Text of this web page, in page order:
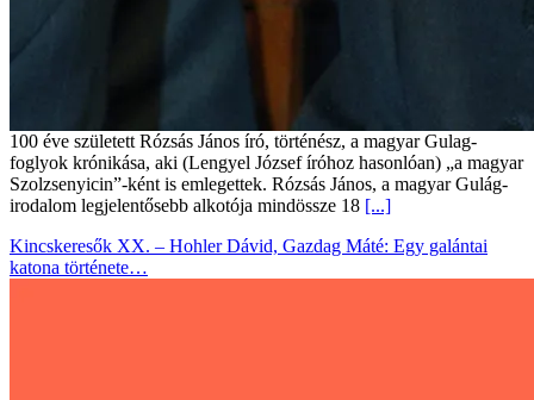
100 éve született Rózsás János író, történész, a magyar Gulag-
foglyok krónikása, aki (Lengyel József íróhoz hasonlóan) „a magyar
Szolzsenyicin”-ként is emlegettek. Rózsás János, a magyar Gulág-
irodalom legjelentősebb alkotója mindössze 18 [...]
Kincskeresők XX. – Hohler Dávid, Gazdag Máté: Egy galántai
katona története…